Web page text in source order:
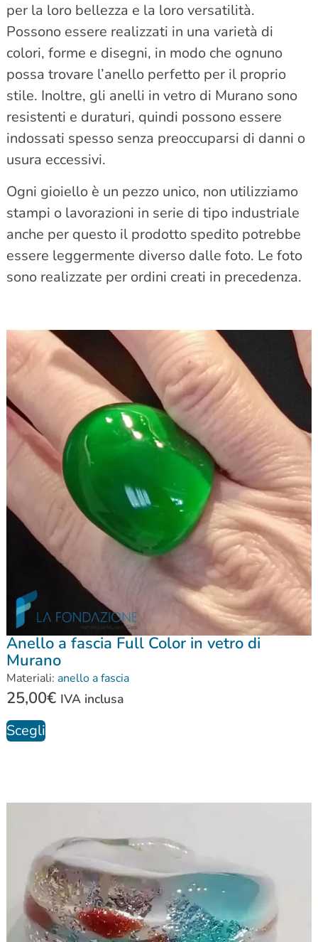
per la loro bellezza e la loro versatilità.
Possono essere realizzati in una varietà di
colori, forme e disegni, in modo che ognuno
possa trovare l’anello perfetto per il proprio
stile. Inoltre, gli anelli in vetro di Murano sono
resistenti e duraturi, quindi possono essere
indossati spesso senza preoccuparsi di danni o
usura eccessivi.
Ogni gioiello è un pezzo unico, non utilizziamo
stampi o lavorazioni in serie di tipo industriale
anche per questo il prodotto spedito potrebbe
essere leggermente diverso dalle foto. Le foto
sono realizzate per ordini creati in precedenza.
Anello a fascia Full Color in vetro di
Murano
Materiali: anello a fascia
25,00€ IVA inclusa
Scegli